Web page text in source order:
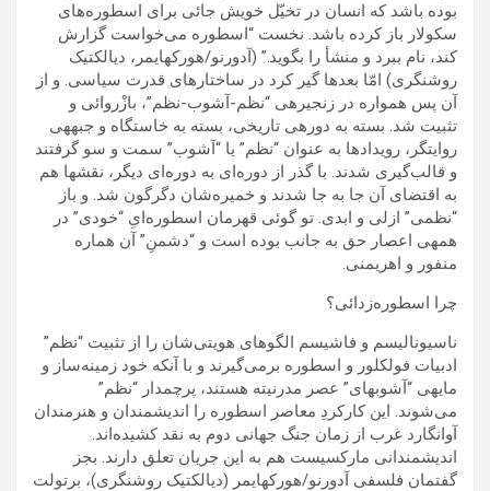
بوده باشد که انسان در تخیّل خویش جائی برای اسطوره‌های
سکولار باز کرده باشد. نخست “اسطوره می‌خواست گزارش
کند، نام ببرد و منشأ را بگوید.” (آدورنو/هورکهایمر، دیالکتیک
روشنگری) امّا بعدها گیر کرد در ساختارهای قدرت سیاسی. و از
آن پس همواره در زنجیره‍ی “نظم-آشوب-نظم”، بازْروائی و
تثبیت شد. بسته به دوره‍ی تاریخی، بسته به خاستگاه و جبهه‍ی
روایتگر، رویدادها به عنوان “نظم” یا “آشوب” سمت و سو گرفتند
و قالب‌گیری شدند. با گذر از دوره‌ای به دوره‌ای دیگر، نقشها هم
به اقتضای آن جا به جا شدند و خمیره‌شان دگرگون شد. و باز
“نظمی” ازلی و ابدی. تو گوئی قهرمان اسطوره‌ایِ “خودی” در
همه‍ی اعصار حق به جانب بوده است و “دشمنِ” آن هماره
منفور و اهریمنی.
چرا اسطوره‌زدائی؟
ناسیونالیسم و فاشیسم الگوهای هویتی‌شان را از تثبیت “نظم”
ادبیات فولکلور و اسطوره‌ برمی‌گیرند و با آنکه خود زمینه‌ساز و
مایه‍ی “آشوبهای” عصر مدرنیته هستند، پرچمدار “نظم”
می‌شوند. این کارکردِ معاصر اسطوره را اندیشمندان و هنرمندان
آوانگارد غرب از زمان جنگ جهانی دوم به نقد کشیده‌اند.
اندیشمندانی مارکسیست هم به این جریان تعلق دارند. بجز
گفتمان فلسفی آدورنو/هورکهایمر (دیالکتیک روشنگری)، برتولت